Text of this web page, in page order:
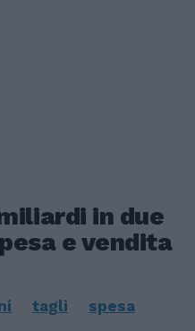
in due
e vendita
tagli
spesa